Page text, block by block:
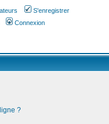
S'enregistrer
Connexion
?